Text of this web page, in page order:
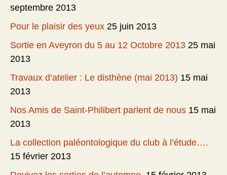
septembre 2013
Pour le plaisir des yeux 25 juin 2013
Sortie en Aveyron du 5 au 12 Octobre 2013 25 mai
2013
Travaux d’atelier : Le disthène (mai 2013) 15 mai
2013
Nos Amis de Saint-Philibert parlent de nous 15 mai
2013
La collection paléontologique du club à l’étude….
15 février 2013